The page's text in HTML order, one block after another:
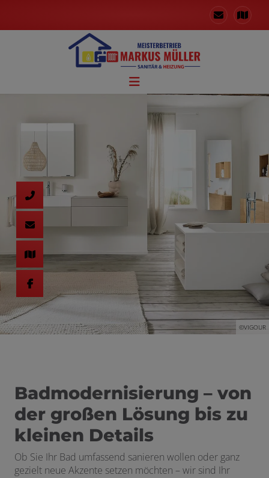
©VIGOUR
Badmodernisierung – von
der großen Lösung bis zu
kleinen Details
Ob Sie Ihr Bad umfassend sanieren wollen oder ganz
gezielt neue Akzente setzen möchten – wir sind Ihr
schließen